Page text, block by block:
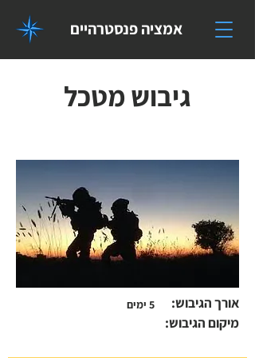
אמציה פנסטרהיים
גיבוש מטכל
5 ימים
אורך הגיבוש:
מיקום הגיבוש: